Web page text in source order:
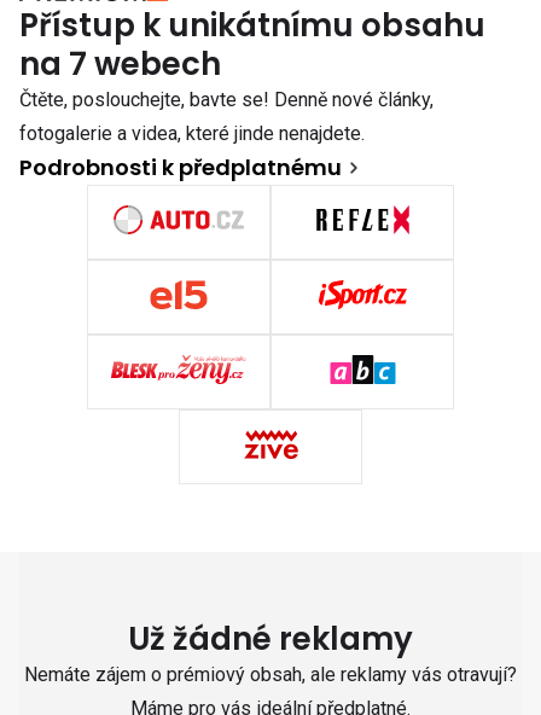
Přístup k unikátnímu obsahu
na 7 webech
Čtěte, poslouchejte, bavte se! Denně nové články,
fotogalerie a videa, které jinde nenajdete.
Podrobnosti k předplatnému
Už žádné reklamy
Nemáte zájem o prémiový obsah, ale reklamy vás otravují?
Máme pro vás ideální předplatné.